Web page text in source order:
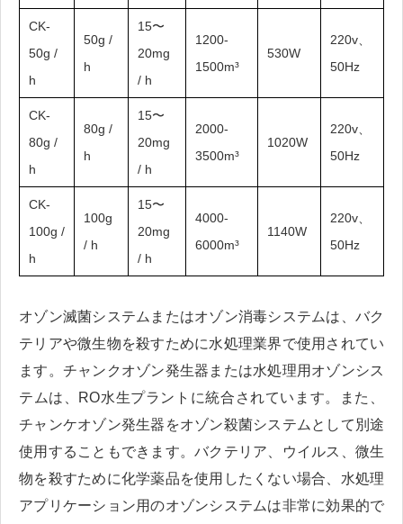
CK-
50g /
h
50g /
h
15〜
20mg
/ h
1200-
1500m³
530W
220v、
50Hz
CK-
80g /
h
80g /
h
15〜
20mg
/ h
2000-
3500m³
1020W
220v、
50Hz
CK-
100g /
h
100g
/ h
15〜
20mg
/ h
4000-
6000m³
1140W
220v、
50Hz
オゾン滅菌システムまたはオゾン消毒システムは、バク
テリアや微生物を殺すために水処理業界で使用されてい
ます。チャンクオゾン発生器または水処理用オゾンシス
テムは、RO水生プラントに統合されています。また、
チャンケオゾン発生器をオゾン殺菌システムとして別途
使用することもできます。バクテリア、ウイルス、微生
物を殺すために化学薬品を使用したくない場合、水処理
アプリケーション用のオゾンシステムは非常に効果的で